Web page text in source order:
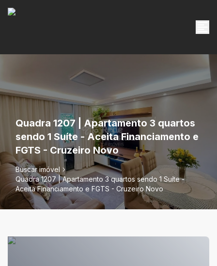
Quadra 1207 | Apartamento 3 quartos
sendo 1 Suíte - Aceita Financiamento e
FGTS - Cruzeiro Novo
Buscar imóvel
Quadra 1207 | Apartamento 3 quartos sendo 1 Suíte -
Aceita Financiamento e FGTS - Cruzeiro Novo